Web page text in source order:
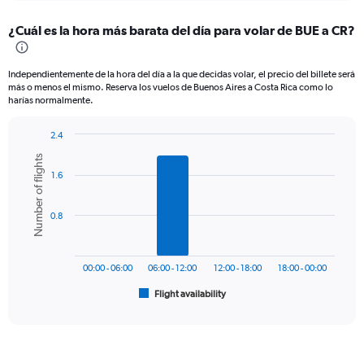
Range:
12
The
chart
axis
displaying
values.
Range:
¿Cuál es la hora más barata del día para volar de BUE a CR?
Independientemente de la hora del día a la que decidas volar, el precio del billete será
más o menos el mismo. Reserva los vuelos de Buenos Aires a Costa Rica como lo
harías normalmente.
chart
with
bars.
The
Chart
graphic.
Number of flights
Flight availability
00:00 - 06:00 06:00 - 12:00 12:00 - 18:00 18:00 - 00:00
0.8
1.6
2.4